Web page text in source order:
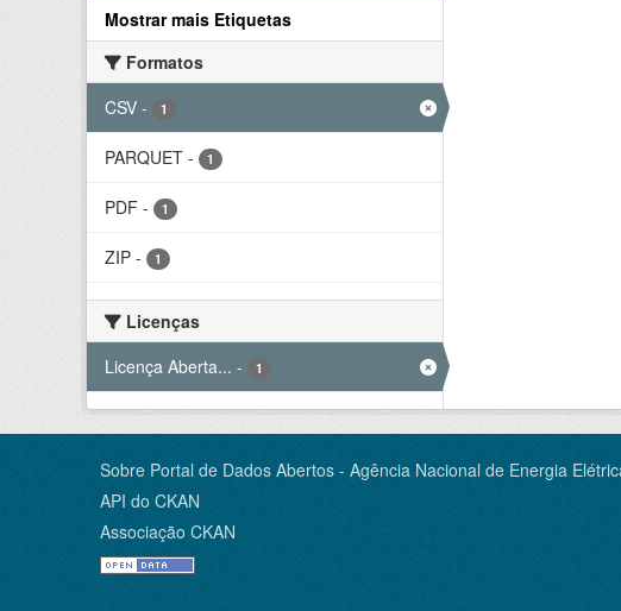
Mostrar mais Etiquetas
Formatos
CSV - 1
PARQUET - 1
PDF - 1
ZIP - 1
Licenças
Licença Aberta... - 1
Sobre Portal de Dados Abertos - Agência Nacional de Energia
API do CKAN
Associação CKAN